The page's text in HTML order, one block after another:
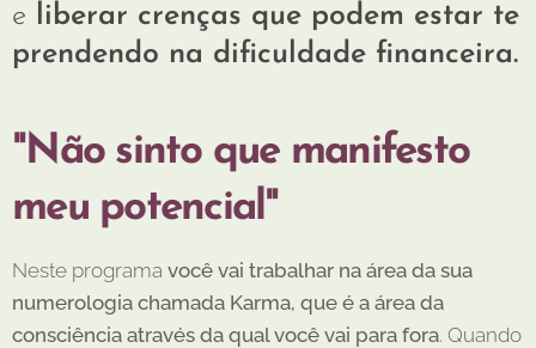
e liberar crenças que podem estar te
prendendo na dificuldade financeira.
"Não sinto que manifesto
meu potencial"
Neste programa você vai trabalhar na área da sua
numerologia chamada Karma, que é a área da
consciência através da qual você vai para fora. Quando